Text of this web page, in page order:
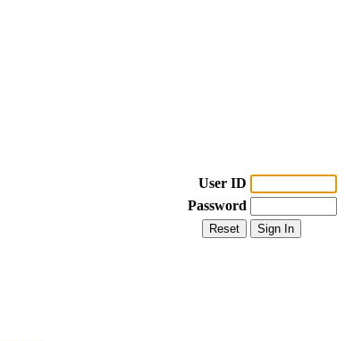
User ID
Password